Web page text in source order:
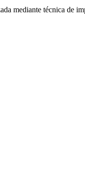
mediante técnica de